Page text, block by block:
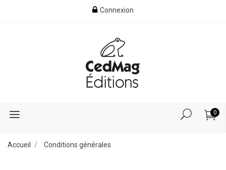
Connexion
0
Accueil Conditions générales